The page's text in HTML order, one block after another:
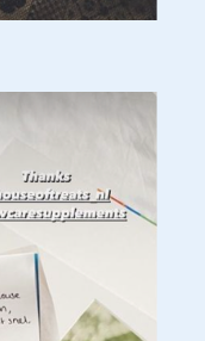
Care